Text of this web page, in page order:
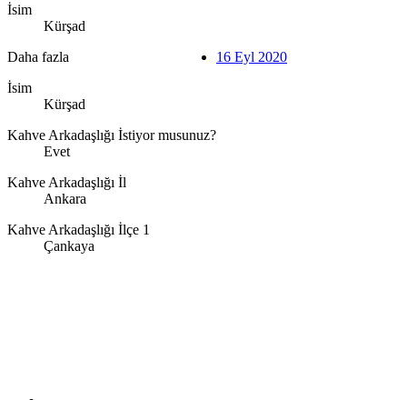
İsim
Kürşad
Daha fazla
İsim
Kürşad
Kahve Arkadaşlığı İstiyor musunuz?
Evet
Kahve Arkadaşlığı İl
Ankara
Kahve Arkadaşlığı İlçe 1
Çankaya
16 Eyl 2020